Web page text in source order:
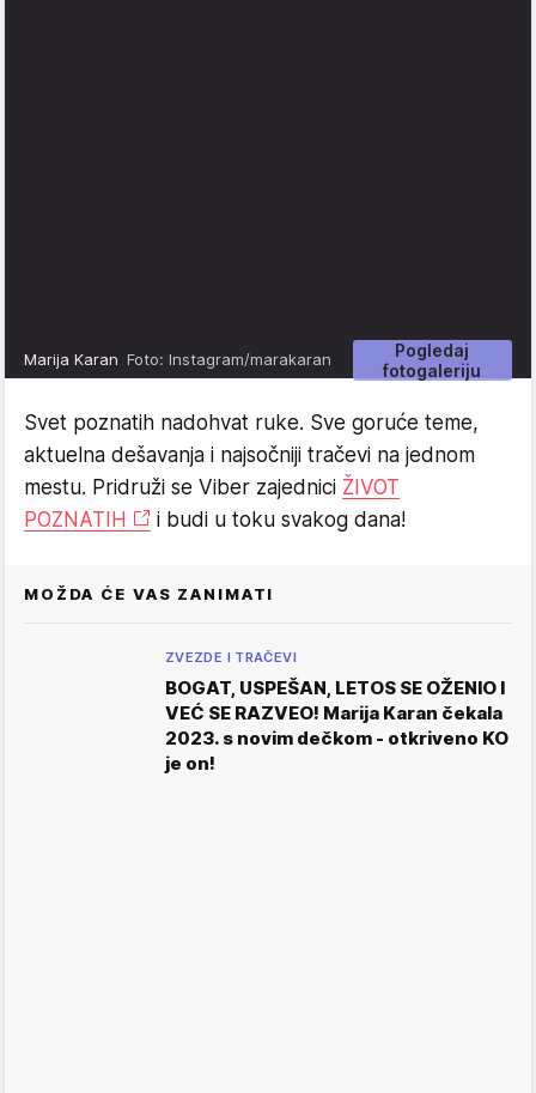
Pogledaj
fotogaleriju
Marija Karan Foto: Instagram/marakaran
Svet poznatih nadohvat ruke. Sve goruće teme,
aktuelna dešavanja i najsočniji tračevi na jednom
mestu. Pridruži se Viber zajednici ŽIVOT
POZNATIH
i budi u toku svakog dana!
MOŽDA ĆE VAS ZANIMATI
ZVEZDE I TRAČEVI
BOGAT, USPEŠAN, LETOS SE OŽENIO I
VEĆ SE RAZVEO! Marija Karan čekala
2023. s novim dečkom - otkriveno KO
je on!